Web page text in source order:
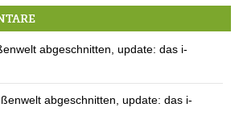
“Wir sind da, um zu helfen!” – die Jahreshauptversammlung der FFW Berg
abgeschnitten, update: das i-
abgeschnitten, update: das i-